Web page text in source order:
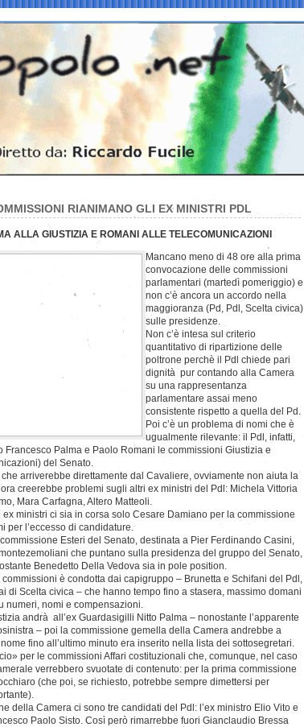
RIANIMANO GLI EX MINISTRI PDL
ALLA GIUSTIZIA E ROMANI ALLE TELECOMUNICAZIONI
Mancano meno di 48 ore alla prima
convocazione delle commissioni
parlamentari (martedì pomeriggio) e
non c’è ancora un accordo nella
maggioranza (Pd, Pdl, Scelta civica)
sulle presidenze.
Non c’è intesa sul criterio
quantitativo di ripartizione delle
poltrone perchè il Pdl chiede pari
dignità pur contando alla Camera
su una rappresentanza
parlamentare assai meno
consistente rispetto a quella del Pd.
Poi c’è un problema di nomi che è
ugualmente rilevante: il Pdl, infatti,
Francesco Palma e Paolo Romani le commissioni Giustizia e
del Senato.
arriverebbe direttamente dal Cavaliere, ovviamente non aiuta la
creerebbe problemi sugli altri ex ministri del Pdl: Michela Vittoria
Mara Carfagna, Altero Matteoli.
ministri ci sia in corsa solo Cesare Damiano per la commissione
per l’eccesso di candidature.
Esteri del Senato, destinata a Pier Ferdinando Casini,
che puntano sulla presidenza del gruppo del Senato,
Benedetto Della Vedova sia in pole position.
è condotta dai capigruppo – Brunetta e Schifani del Pdl,
di Scelta civica – che hanno tempo fino a stasera, massimo domani
numeri, nomi e compensazioni.
andrà all’ex Guardasigilli Nitto Palma – nonostante l’apparente
– poi la commissione gemella della Camera andrebbe a
fino all’ultimo minuto era inserito nella lista dei sottosegretari.
per le commissioni Affari costituzionali che, comunque, nel caso
verrebbero svuotate di contenuto: per la prima commissione
(che poi, se richiesto, potrebbe sempre dimettersi per
della Camera ci sono tre candidati del Pdl: l’ex ministro Elio Vito e
Paolo Sisto. Così però rimarrebbe fuori Gianclaudio Bressa